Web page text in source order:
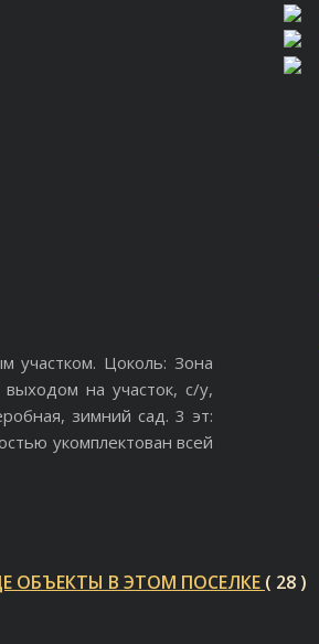
участком. Цоколь: Зона
на участок, с/у,
зимний сад. 3 эт:
укомплектован всей
ОБЪЕКТЫ В ЭТОМ ПОСЕЛКЕ ( 28 )